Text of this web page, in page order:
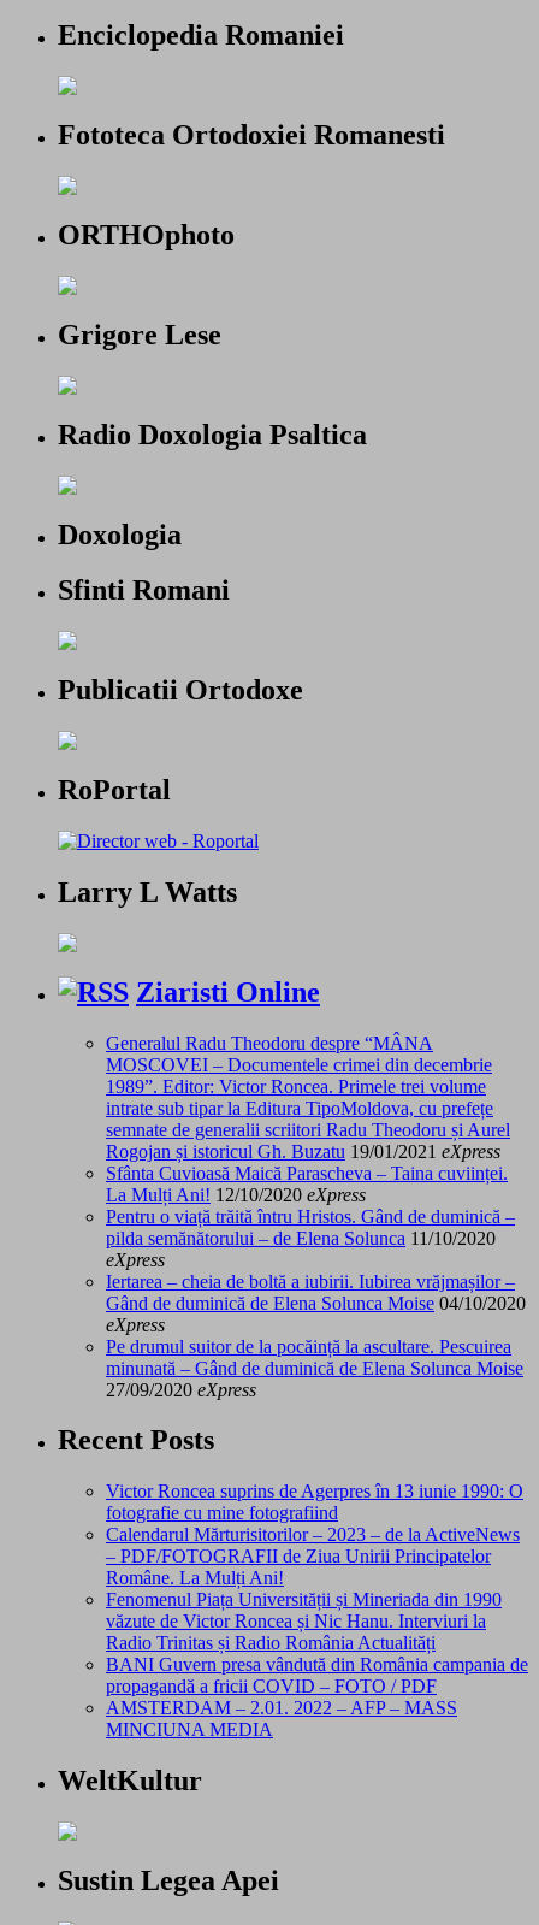
Enciclopedia Romaniei
Fototeca Ortodoxiei Romanesti
ORTHOphoto
Grigore Lese
Radio Doxologia Psaltica
Doxologia
Sfinti Romani
Publicatii Ortodoxe
RoPortal
Larry L Watts
Ziaristi Online
Generalul Radu Theodoru despre “MÂNA
MOSCOVEI – Documentele crimei din decembrie
1989”. Editor: Victor Roncea. Primele trei volume
intrate sub tipar la Editura TipoMoldova, cu prefețe
semnate de generalii scriitori Radu Theodoru și Aurel
Rogojan și istoricul Gh. Buzatu 19/01/2021 eXpress
Sfânta Cuvioasă Maică Parascheva – Taina cuviinței.
La Mulți Ani! 12/10/2020 eXpress
Pentru o viață trăită întru Hristos. Gând de duminică –
pilda semănătorului – de Elena Solunca 11/10/2020
eXpress
Iertarea – cheia de boltă a iubirii. Iubirea vrăjmașilor –
Gând de duminică de Elena Solunca Moise 04/10/2020
eXpress
Pe drumul suitor de la pocăință la ascultare. Pescuirea
minunată – Gând de duminică de Elena Solunca Moise
27/09/2020 eXpress
Recent Posts
Victor Roncea suprins de Agerpres în 13 iunie 1990: O
fotografie cu mine fotografiind
Calendarul Mărturisitorilor – 2023 – de la ActiveNews
– PDF/FOTOGRAFII de Ziua Unirii Principatelor
Române. La Mulți Ani!
Fenomenul Piața Universității și Mineriada din 1990
văzute de Victor Roncea și Nic Hanu. Interviuri la
Radio Trinitas și Radio România Actualități
BANI Guvern presa vândută din România campania de
propagandă a fricii COVID – FOTO / PDF
AMSTERDAM – 2.01. 2022 – AFP – MASS
MINCIUNA MEDIA
WeltKultur
Sustin Legea Apei